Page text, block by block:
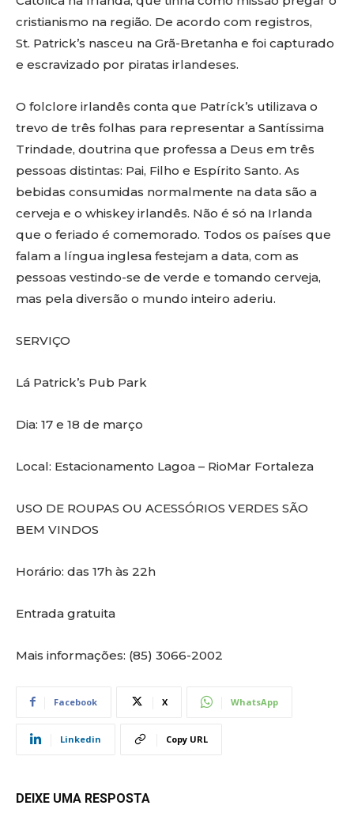
cristianismo na região. De acordo com registros,
St. Patrick’s nasceu na Grã-Bretanha e foi capturado
e escravizado por piratas irlandeses.
O folclore irlandês conta que Patríck’s utilizava o
trevo de três folhas para representar a Santíssima
Trindade, doutrina que professa a Deus em três
pessoas distintas: Pai, Filho e Espírito Santo. As
bebidas consumidas normalmente na data são a
cerveja e o whiskeyirlandês. Não é só na Irlanda
que o feriado é comemorado. Todos os países que
falam a língua inglesa festejam a data, com as
pessoas vestindo-se de verde e tomando cerveja,
mas pela diversão o mundo inteiro aderiu.
SERVIÇO
Lá Patrick’s Pub Park
Dia: 17 e 18 de março
Local: Estacionamento Lagoa – RioMar Fortaleza
USO DE ROUPAS OU ACESSÓRIOS VERDES SÃO
BEM VINDOS
Horário: das 17h às 22h
Entrada gratuita
Mais informações: (85) 3066-2002
Facebook X WhatsApp
Linkedin Copy URL
DEIXE UMA RESPOSTA